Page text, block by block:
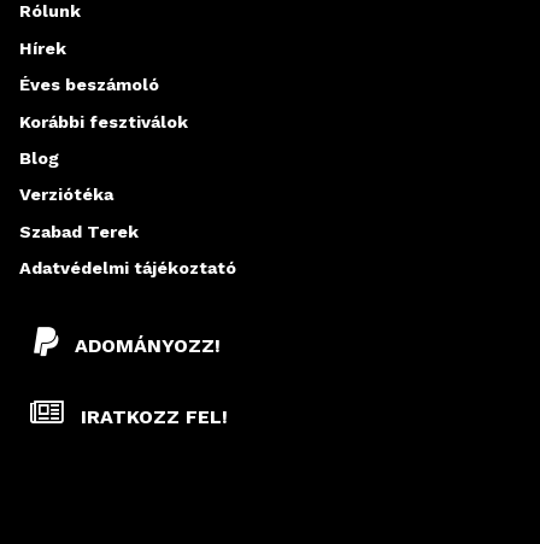
ADOMÁNYOZZ!
IRATKOZZ FEL!
Rólunk
Hírek
Éves beszámoló
Korábbi fesztiválok
Blog
Verziótéka
Szabad Terek
Adatvédelmi tájékoztató